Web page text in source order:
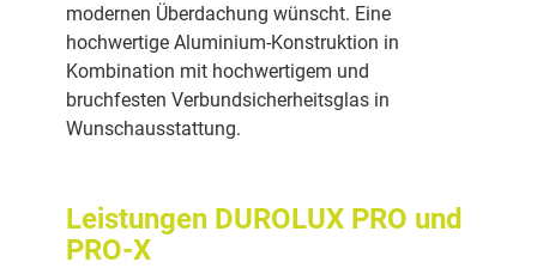
modernen Überdachung wünscht. Eine
hochwertige Aluminium-Konstruktion in
Kombination mit hochwertigem und
bruchfesten Verbundsicherheitsglas in
Wunschausstattung.
Leistungen DUROLUX PRO und
PRO-X